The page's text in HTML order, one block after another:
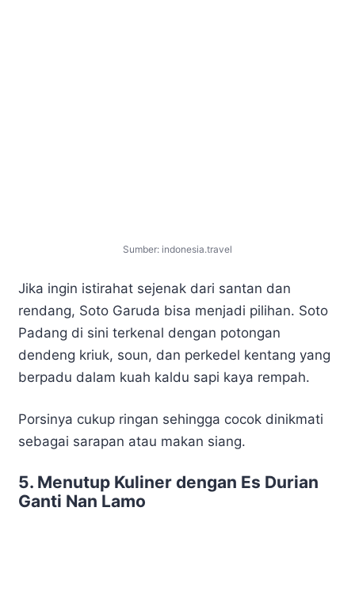
Sumber: indonesia.travel
Jika ingin istirahat sejenak dari santan dan
rendang, Soto Garuda bisa menjadi pilihan. Soto
Padang di sini terkenal dengan potongan
dendeng kriuk, soun, dan perkedel kentang yang
berpadu dalam kuah kaldu sapi kaya rempah.
Porsinya cukup ringan sehingga cocok dinikmati
sebagai sarapan atau makan siang.
5. Menutup Kuliner dengan Es Durian
Ganti Nan Lamo